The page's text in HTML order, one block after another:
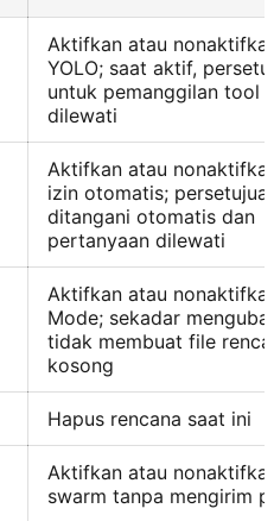
Aktifkan atau
YOLO; saat aktif,
untuk pemanggilan tool
dilewati
Aktifkan atau
izin otomatis;
ditangani otomatis dan
pertanyaan dilewati
Aktifkan atau
Mode; sekadar
tidak membuat file
kosong
Hapus rencana saat ini
Aktifkan atau
swarm tanpa mengirim